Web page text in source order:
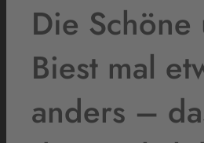
Die Schöne
Biest mal
anders –